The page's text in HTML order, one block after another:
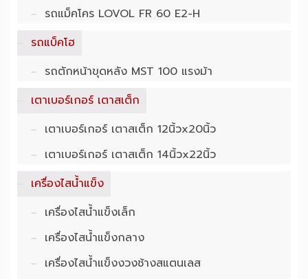
รถแม็คโคร LOVOL FR 60 E2-H
รถแบ็คโฮ
รถตักหน้าขุดหลัง MST 100 แรงม้า
เตาเบอร์เกอร์ เตาสเต็ก
เตาเบอร์เกอร์ เตาสเต็ก 12นิ้วx20นิ้ว
เตาเบอร์เกอร์ เตาสเต็ก 14นิ้วx22นิ้ว
เครื่องไสน้ำแข็ง
เครื่องไสน้ำแข็งเล็ก
เครื่องไสน้ำแข็งกลาง
เครื่องไสน้ำแข็งงวงช้างสแตนเลส